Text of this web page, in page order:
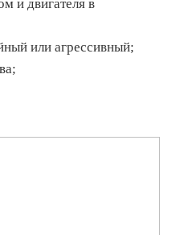
и двигателя в
или агрессивный;